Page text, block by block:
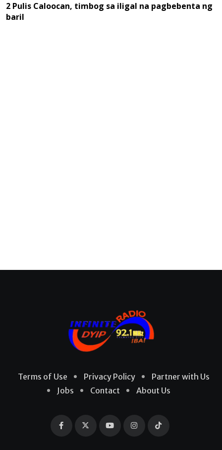
2 Pulis Caloocan, timbog sa iligal na pagbebenta ng
baril
Terms of Use Privacy Policy
Partner with Us
Jobs
Contact About Us